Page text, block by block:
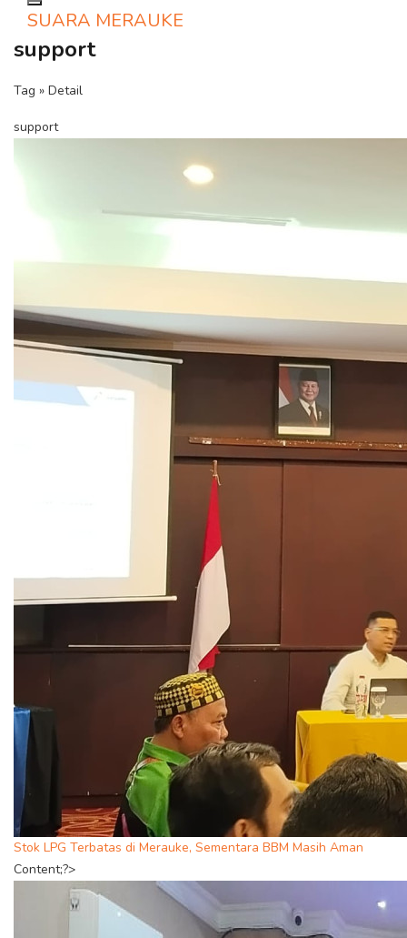
Toggle navigation
SUARA MERAUKE
support
Tag » Detail
support
Stok LPG Terbatas di Merauke, Sementara BBM Masih Aman
Content;?>